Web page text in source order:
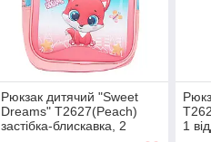
Рюкзак дитячий "Sweet
Dreams" T2627(Peach)
застібка-блискавка, 2
1